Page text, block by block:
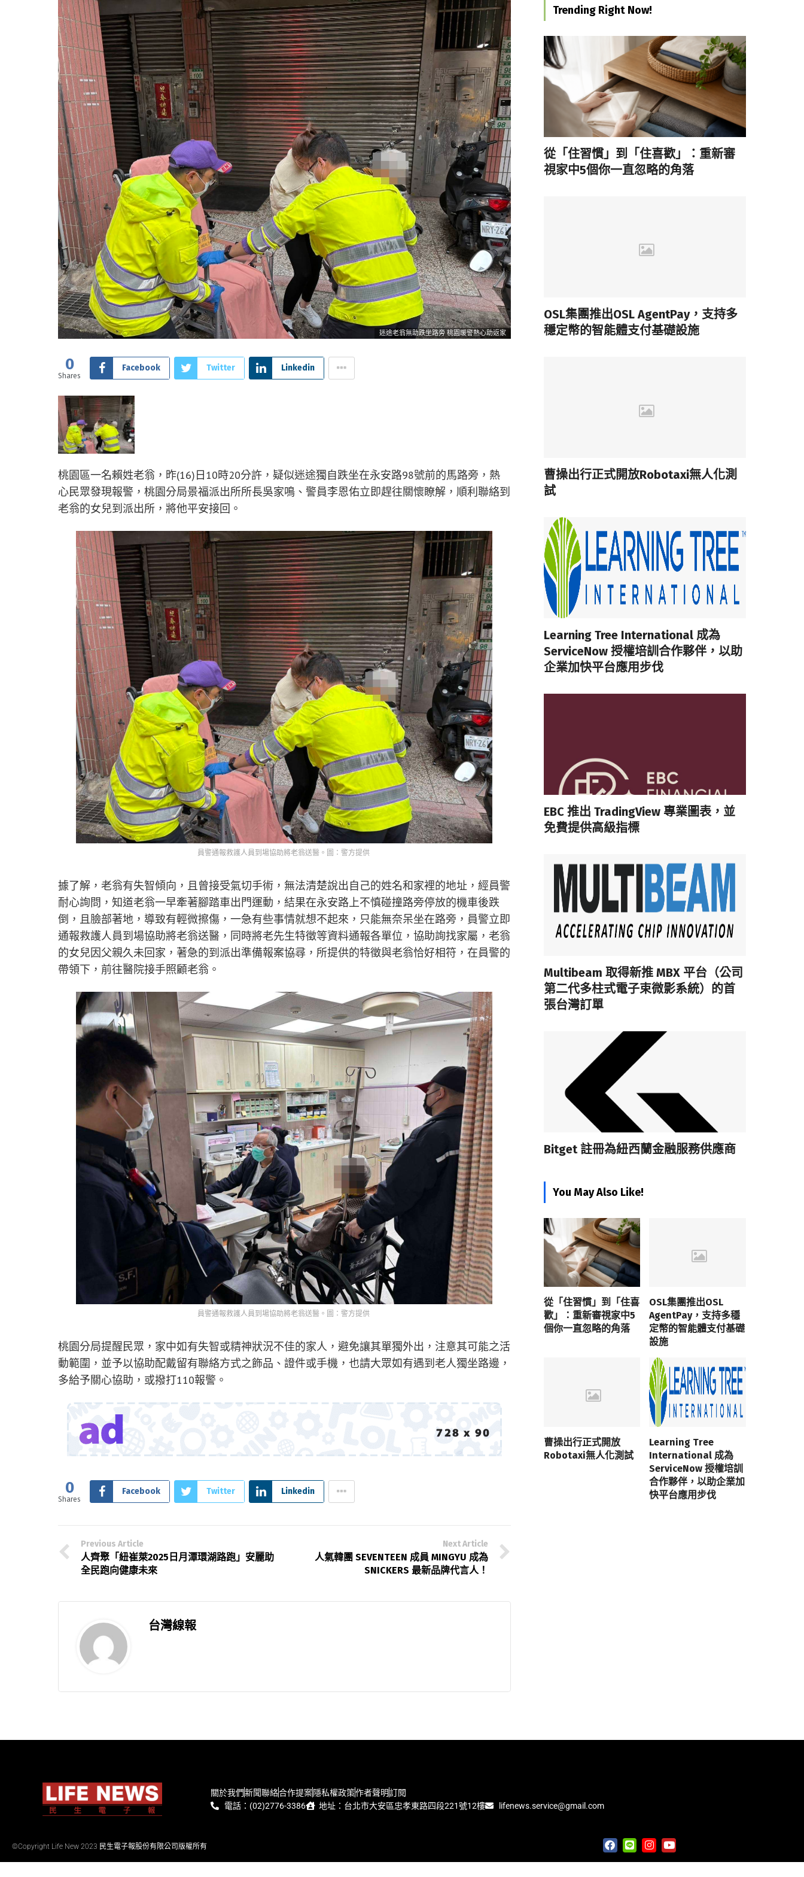
迷途老翁無助跌坐路旁 桃園暖警熱心助返家
0
Shares
Facebook Twitter Linkedin
桃園區一名賴姓老翁，昨(16)日10時20分許，疑似迷途獨自跌坐在永安路98號前的馬路旁，熱
心民眾發現報警，桃園分局景福派出所所長吳家鳴、警員李恩佑立即趕往關懷瞭解，順利聯絡到
老翁的女兒到派出所，將他平安接回。
員警通報救護人員到場協助將老翁送醫。圖：警方提供
據了解，老翁有失智傾向，且曾接受氣切手術，無法清楚說出自己的姓名和家裡的地址，經員警
耐心詢問，知道老翁一早牽著腳踏車出門運動，結果在永安路上不慎碰撞路旁停放的機車後跌
倒，且臉部著地，導致有輕微擦傷，一急有些事情就想不起來，只能無奈呆坐在路旁，員警立即
通報救護人員到場協助將老翁送醫，同時將老先生特徵等資料通報各單位，協助詢找家屬，老翁
的女兒因父親久未回家，著急的到派出準備報案協尋，所提供的特徵與老翁恰好相符，在員警的
帶領下，前往醫院接手照顧老翁。
員警通報救護人員到場協助將老翁送醫。圖：警方提供
桃園分局提醒民眾，家中如有失智或精神狀況不佳的家人，避免讓其單獨外出，注意其可能之活
動範圍，並予以協助配戴留有聯絡方式之飾品、證件或手機，也請大眾如有遇到老人獨坐路邊，
多給予關心協助，或撥打110報警。
0
Shares
Facebook Twitter Linkedin
Previous Article
人齊聚「紐崔萊2025日月潭環湖路跑」安麗助
全民跑向健康未來
Next Article
人氣韓團 SEVENTEEN 成員 MINGYU 成為
SNICKERS 最新品牌代言人！
台灣線報
Trending Right Now!
從「住習慣」到「住喜歡」：重新審
視家中5個你一直忽略的角落
OSL集團推出OSL AgentPay，支持多
穩定幣的智能體支付基礎設施
曹操出行正式開放Robotaxi無人化測
試
Learning Tree International 成為
ServiceNow 授權培訓合作夥伴，以助
企業加快平台應用步伐
EBC 推出 TradingView 專業圖表，並
免費提供高級指標
Multibeam 取得新推 MBX 平台（公司
第二代多柱式電子束微影系統）的首
張台灣訂單
Bitget 註冊為紐西蘭金融服務供應商
You May Also Like!
從「住習慣」到「住喜
歡」：重新審視家中5
個你一直忽略的角落
OSL集團推出OSL
AgentPay，支持多穩
定幣的智能體支付基礎
設施
曹操出行正式開放
Robotaxi無人化測試
Learning Tree
International 成為
ServiceNow 授權培訓
合作夥伴，以助企業加
快平台應用步伐
關於我們新聞聯絡合作提案隱私權政策作者聲明訂閱
電話：(02)2776-3386
地址：台北市大安區忠孝東路四段221號12樓 lifenews.service@gmail.com
©Copyright Life New 2023 民生電子報股份有限公司版權所有